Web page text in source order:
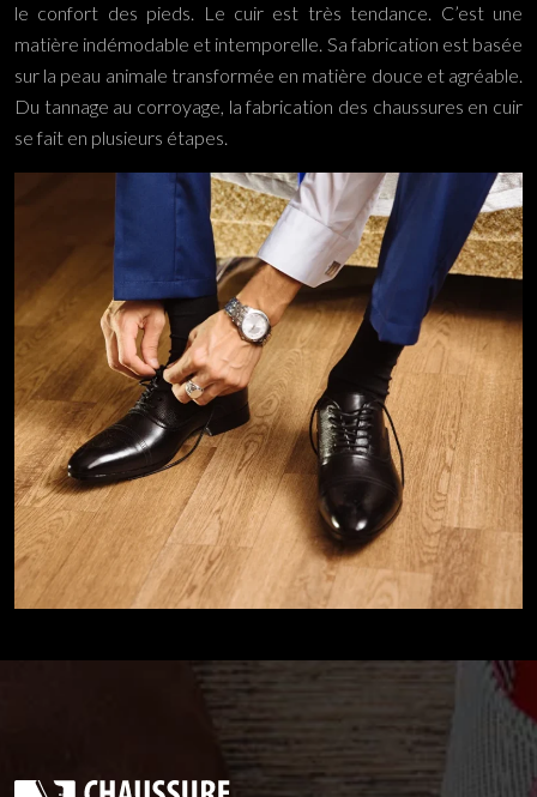
le confort des pieds. Le cuir est très tendance. C’est une
matière indémodable et intemporelle. Sa fabrication est basée
sur la peau animale transformée en matière douce et agréable.
Du tannage au corroyage, la fabrication des chaussures en cuir
se fait en plusieurs étapes.